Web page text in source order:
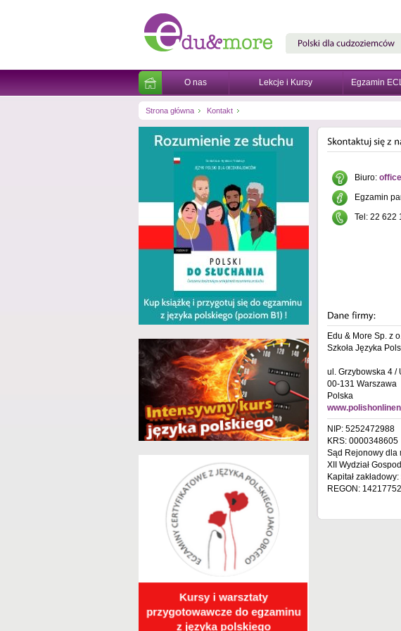
O nas Lekcje i Kursy Egzamin
Strona główna Kontakt
Biuro:
Egzamin
Tel: 22 622
Edu & More Sp. z
Szkoła Języka
ul. Grzybowska 4 /
00-131 Warszawa
Polska
NIP: 5252472988
KRS: 0000348605
Sąd Rejonowy dla
XII Wydział
Kapitał
REGON: